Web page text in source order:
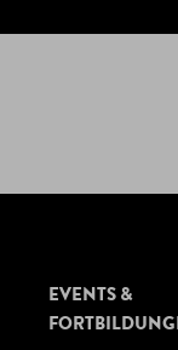
EVENTS &